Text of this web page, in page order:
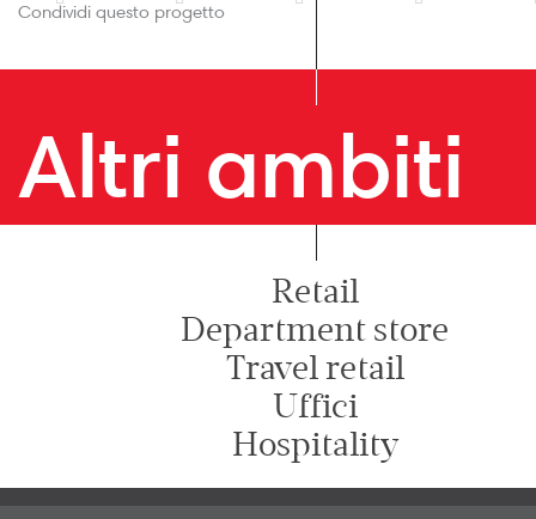
Condividi questo progetto
Altri ambiti
Retail
Department store
Travel retail
Uffici
Hospitality